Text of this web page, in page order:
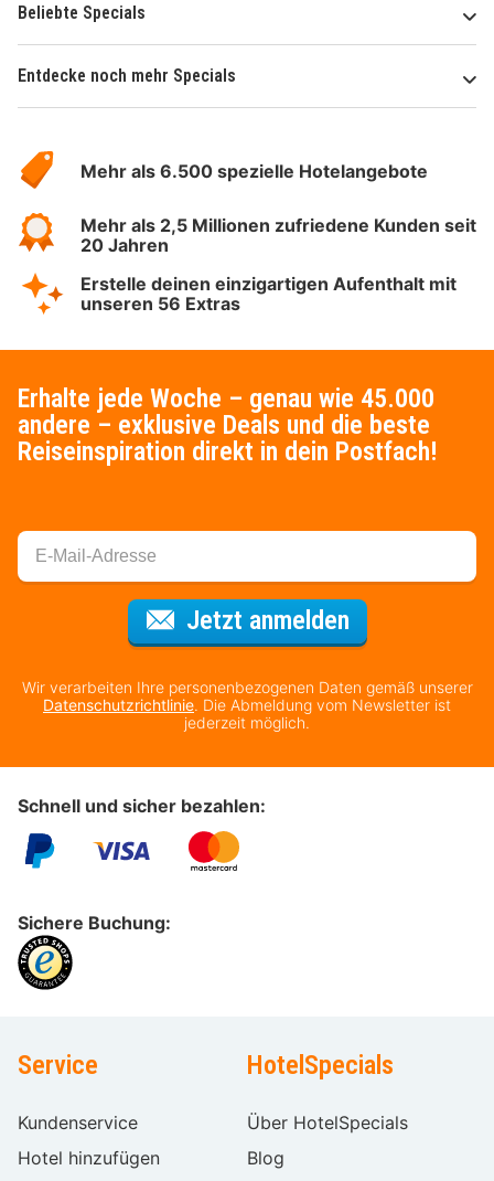
Beliebte Specials
Entdecke noch mehr Specials
Hotelspecials
Mehr als 6.500 spezielle Hotelangebote
Mehr als 2,5 Millionen zufriedene Kunden seit
20 Jahren
Erstelle deinen einzigartigen Aufenthalt mit
unseren 56 Extras
Erhalte jede Woche – genau wie 45.000
andere – exklusive Deals und die beste
Reiseinspiration direkt in dein Postfach!
Jetzt anmeldenFür den
Wir verarbeiten Ihre personenbezogenen Daten gemäß unserer
Datenschutzrichtlinie. Die Abmeldung vom Newsletter ist
jederzeit möglich.
Schnell und sicher bezahlen:
Sichere Buchung:
Service
Kundenservice
Hotel hinzufügen
HotelSpecials
Über HotelSpecials
Blog